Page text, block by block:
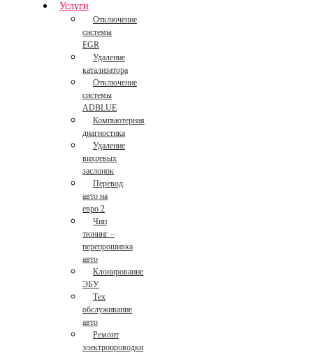
Услуги
Отключение
системы
EGR
Удаление
катализатора
Отключение
системы
ADBLUE
Компьютерная
диагностика
Удаление
вихревых
заслонок
Перевод
авто на
евро 2
Чип
тюнинг –
перепрошивка
авто
Клонирование
ЭБУ
Тех
обслуживание
авто
Ремонт
электропроводки